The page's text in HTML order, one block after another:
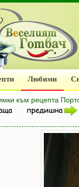
Любими
към рецепта